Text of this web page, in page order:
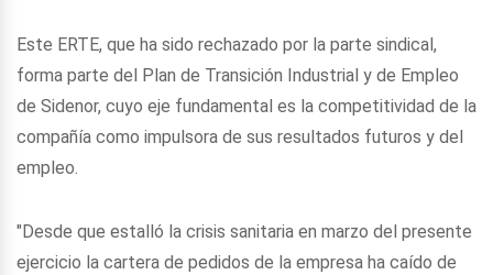
Este ERTE, que ha sido rechazado por la parte sindical,
forma parte del Plan de Transición Industrial y de Empleo
de Sidenor, cuyo eje fundamental es la competitividad de la
compañía como impulsora de sus resultados futuros y del
empleo.
"Desde que estalló la crisis sanitaria en marzo del presente
ejercicio la cartera de pedidos de la empresa ha caído de